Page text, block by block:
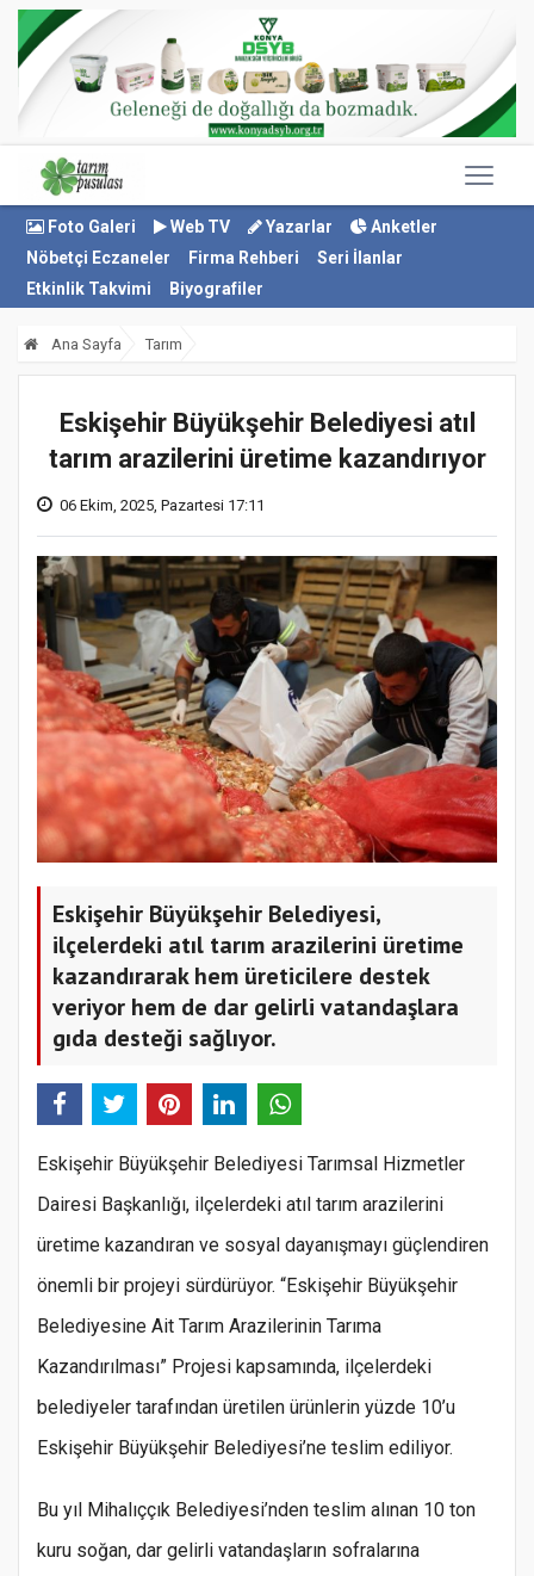
Foto Galeri Web TV Yazarlar
Anketler
Nöbetçi Eczaneler
Firma Rehberi
Seri İlanlar
Etkinlik Takvimi
Biyografiler
Ana Sayfa Tarım
Eskişehir Büyükşehir Belediyesi atıl
tarım arazilerini üretime kazandırıyor
06 Ekim, 2025, Pazartesi 17:11
Eskişehir Büyükşehir Belediyesi,
ilçelerdeki atıl tarım arazilerini üretime
kazandırarak hem üreticilere destek
veriyor hem de dar gelirli vatandaşlara
gıda desteği sağlıyor.
Eskişehir Büyükşehir Belediyesi Tarımsal Hizmetler
Dairesi Başkanlığı, ilçelerdeki atıl tarım arazilerini
üretime kazandıran ve sosyal dayanışmayı güçlendiren
önemli bir projeyi sürdürüyor. “Eskişehir Büyükşehir
Belediyesine Ait Tarım Arazilerinin Tarıma
Kazandırılması” Projesi kapsamında, ilçelerdeki
belediyeler tarafından üretilen ürünlerin yüzde 10’u
Eskişehir Büyükşehir Belediyesi’ne teslim ediliyor.
Bu yıl Mihalıççık Belediyesi’nden teslim alınan 10 ton
kuru soğan, dar gelirli vatandaşların sofralarına